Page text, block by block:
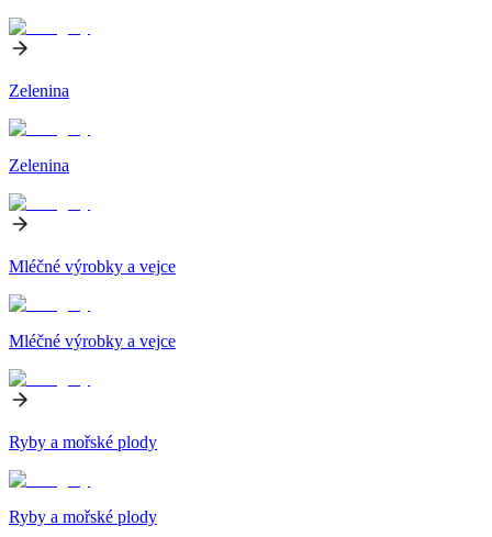
Zelenina
Zelenina
Mléčné výrobky a vejce
Mléčné výrobky a vejce
Ryby a mořské plody
Ryby a mořské plody